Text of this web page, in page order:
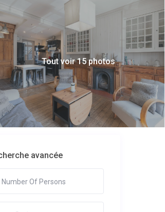
Tout voir 15 photos
avancée
Number Of Persons